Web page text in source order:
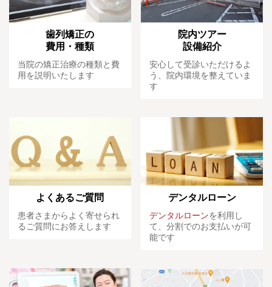
歯列矯正の
費用・種類
当院の矯正治療の種類と費
用を説明いたします
院内ツアー
設備紹介
安心して受診いただけるよ
う、院内環境を整えていま
す
よくあるご質問
患者さまからよく寄せられ
るご質問にお答えします
デンタルローン
デンタルローンを利用し
て、分割でのお支払いが可
能です